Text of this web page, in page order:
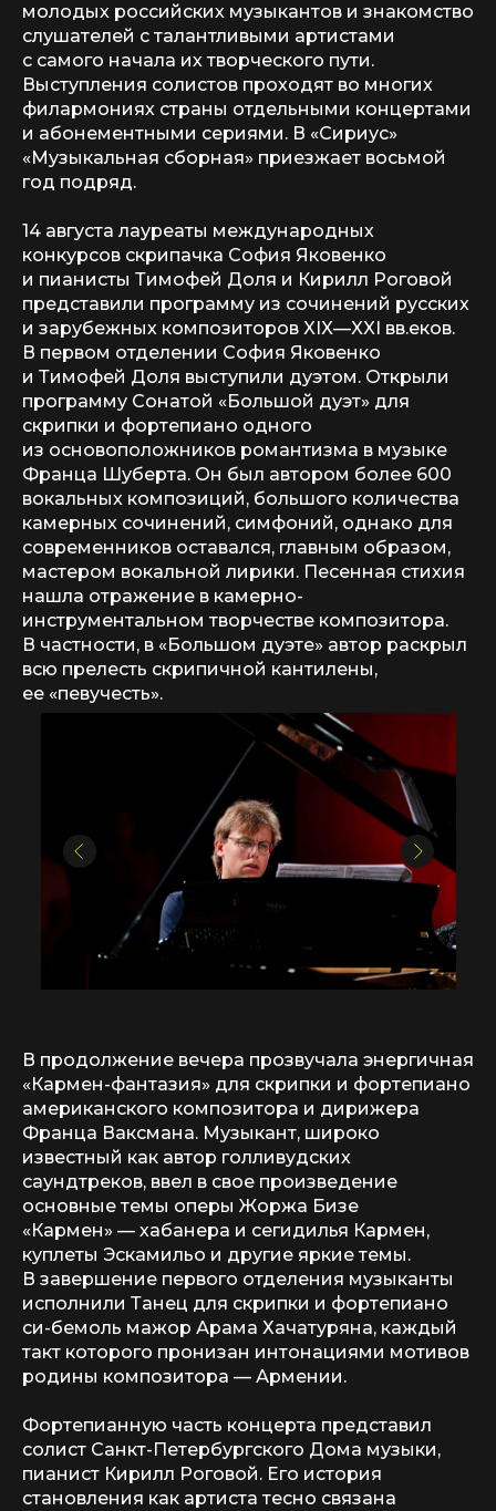
молодых российских музыкантов и знакомство
слушателей с талантливыми артистами
с самого начала их творческого пути.
Выступления солистов проходят во многих
филармониях страны отдельными концертами
и абонементными сериями. В «Сириус»
«Музыкальная сборная» приезжает восьмой
год подряд.
14 августа лауреаты международных
конкурсов скрипачка София Яковенко
и пианисты Тимофей Доля и Кирилл Роговой
представили программу из сочинений русских
и зарубежных композиторов XIX—XXI вв.еков.
В первом отделении София Яковенко
и Тимофей Доля выступили дуэтом. Открыли
программу Сонатой «Большой дуэт» для
скрипки и фортепиано одного
из основоположников романтизма в музыке
Франца Шуберта. Он был автором более 600
вокальных композиций, большого количества
камерных сочинений, симфоний, однако для
современников оставался, главным образом,
мастером вокальной лирики. Песенная стихия
нашла отражение в камерно-
инструментальном творчестве композитора.
В частности, в «Большом дуэте» автор раскрыл
всю прелесть скрипичной кантилены,
ее «певучесть».
В продолжение вечера прозвучала энергичная
«Кармен-фантазия» для скрипки и фортепиано
американского композитора и дирижера
Франца Ваксмана. Музыкант, широко
известный как автор голливудских
саундтреков, ввел в свое произведение
основные темы оперы Жоржа Бизе
«Кармен» — хабанера и сегидилья Кармен,
куплеты Эскамильо и другие яркие темы.
В завершение первого отделения музыканты
исполнили Танец для скрипки и фортепиано
си-бемоль мажор Арама Хачатуряна, каждый
такт которого пронизан интонациями мотивов
родины композитора — Армении.
Фортепианную часть концерта представил
солист Санкт-Петербургского Дома музыки,
пианист Кирилл Роговой. Его история
становления как артиста тесно связана